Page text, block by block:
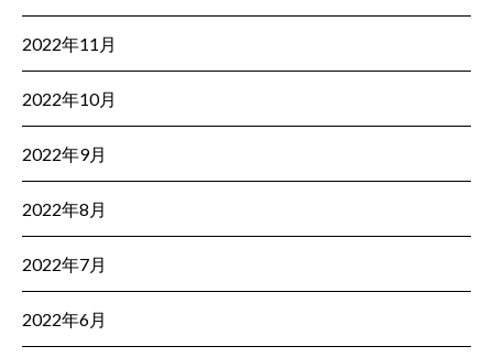
2022年11月
2022年10月
2022年9月
2022年8月
2022年7月
2022年6月